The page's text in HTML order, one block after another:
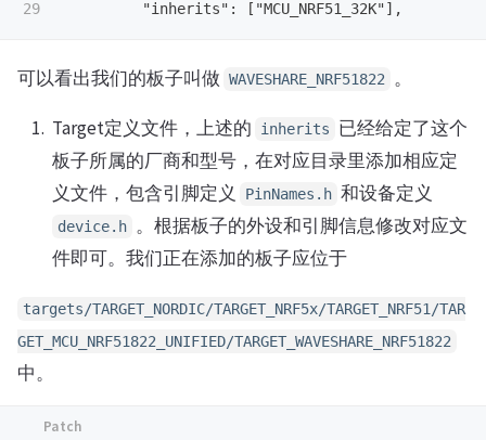
可以看出我们的板子叫做 WAVESHARE_NRF51822 。
Target定义文件，上述的 inherits
已经给定了这个
板子所属的厂商和型号，在对应目录里添加相应定
义文件，包含引脚定义
PinNames.h 和设备定义
device.h 。根据板子的外设和引脚信息修改对应文
件即可。我们正在添加的板子应位于
targets/TARGET_NORDIC/TARGET_NRF5x/TARGET_NRF51/TAR
GET_MCU_NRF51822_UNIFIED/TARGET_WAVESHARE_NRF51822
中。